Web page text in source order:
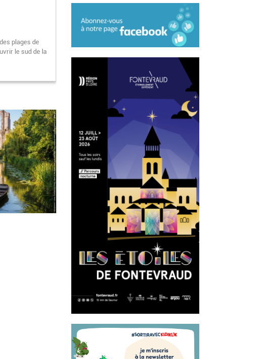
plages de
le sud de la